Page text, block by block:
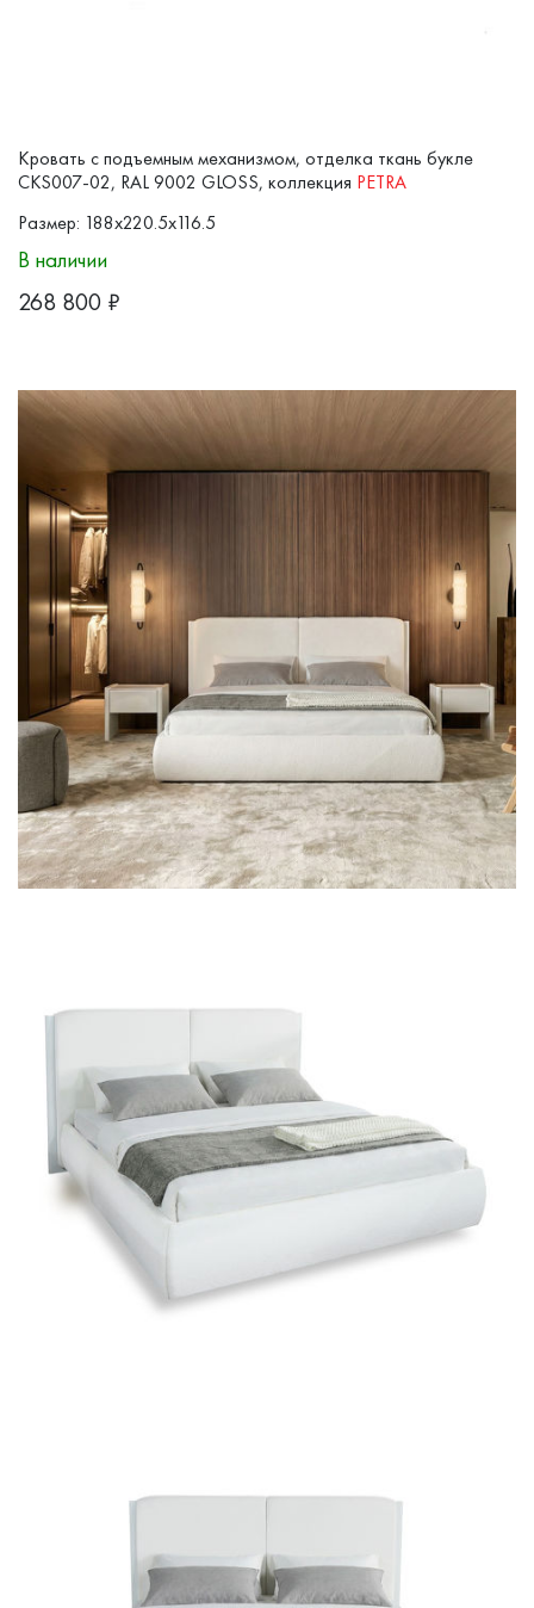
Кровать с подъемным механизмом, отделка ткань букле
CKS007-02, RAL 9002 GLOSS, коллекция PETRA
Размер: 188x220.5x116.5
В наличии
268 800 ₽